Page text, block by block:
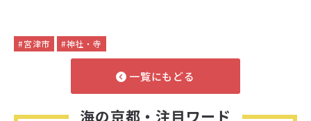
#宮津市 #神社・寺
一覧にもどる
海の京都・注目ワード